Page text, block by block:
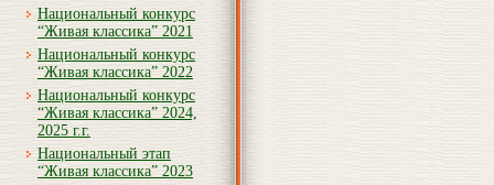
Национальный конкурс
“Живая классика” 2021
Национальный конкурс
“Живая классика” 2022
Национальный конкурс
“Живая классика” 2024,
2025 г.г.
Национальный этап
“Живая классика” 2023